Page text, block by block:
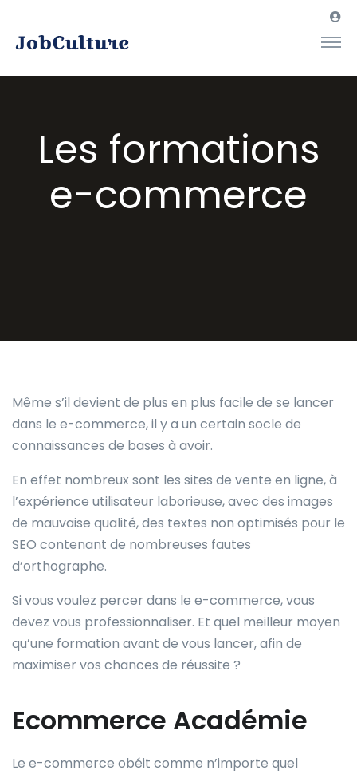
Les formations
e-commerce
Même s’il devient de plus en plus facile de se lancer
dans le e-commerce, il y a un certain socle de
connaissances de bases à avoir.
En effet nombreux sont les sites de vente en ligne, à
l’expérience utilisateur laborieuse, avec des images
de mauvaise qualité, des textes non optimisés pour le
SEO contenant de nombreuses fautes
d’orthographe.
Si vous voulez percer dans le e-commerce, vous
devez vous professionnaliser. Et quel meilleur moyen
qu’une formation avant de vous lancer, afin de
maximiser vos chances de réussite ?
Ecommerce Académie
Le e-commerce obéit comme n’importe quel